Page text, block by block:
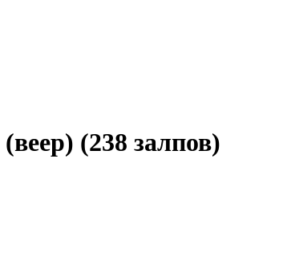
(238 залпов)